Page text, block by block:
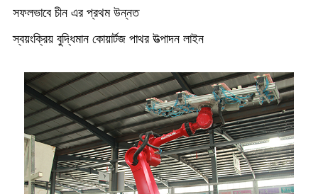
সফলভাবে চীন এর প্রথম উন্নত
স্বয়ংক্রিয় বুদ্ধিমান কোয়ার্টজ পাথর উত্পাদন লাইন